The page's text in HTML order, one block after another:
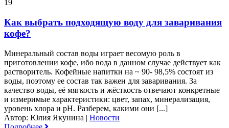
19
Как выбрать подходящую воду для заваривания
кофе?
Минеральный состав воды играет весомую роль в
приготовлении кофе, ибо вода в данном случае действует как
растворитель. Кофейные напитки на ~ 90- 98,5% состоят из
воды, поэтому ее состав так важен для заваривания. За
качество воды, её мягкость и жёсткость отвечают конкретные
и измеримые характеристики: цвет, запах, минерализация,
уровень хлора и pH. Разберем, какими они [...]
Автор: Юлия Якунина | Новости